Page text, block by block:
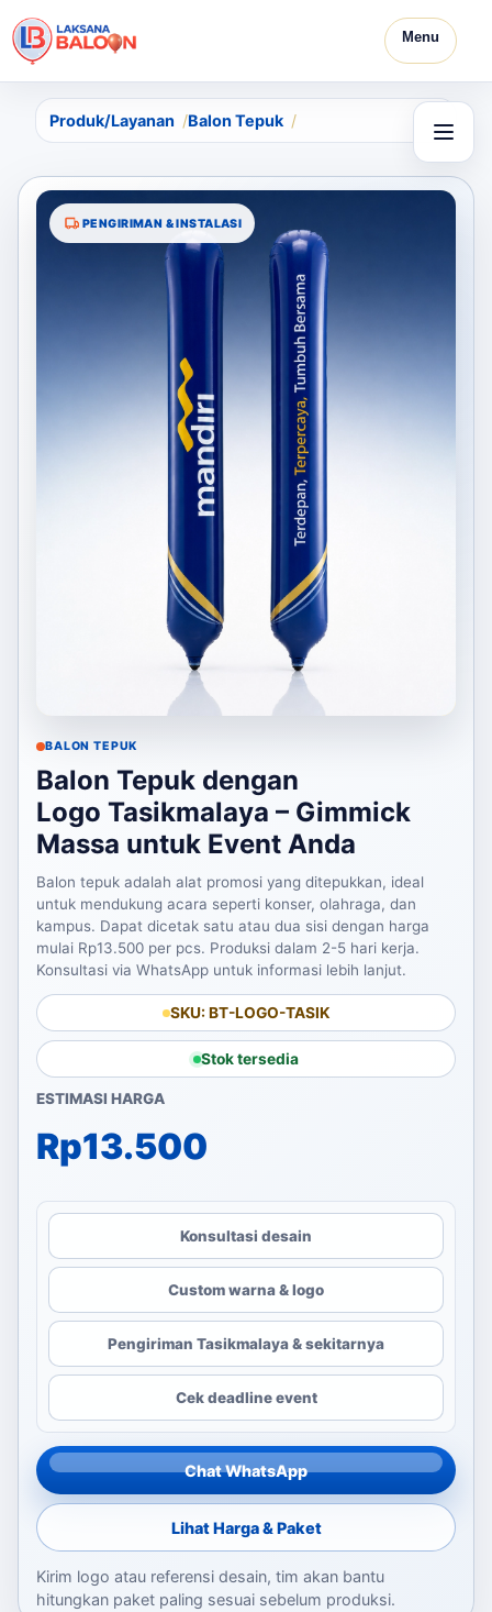
Menu
Produk/Layanan Balon Tepuk
PENGIRIMAN & INSTALASI
BALON TEPUK
Balon Tepuk dengan
Logo Tasikmalaya – Gimmick
Massa untuk Event Anda
Balon tepuk adalah alat promosi yang ditepukkan, ideal
untuk mendukung acara seperti konser, olahraga, dan
kampus. Dapat dicetak satu atau dua sisi dengan harga
mulai Rp13.500 per pcs. Produksi dalam 2-5 hari kerja.
Konsultasi via WhatsApp untuk informasi lebih lanjut.
SKU: BT-LOGO-TASIK
Stok tersedia
ESTIMASI HARGA
Rp13.500
Konsultasi desain
Custom warna & logo
Pengiriman Tasikmalaya & sekitarnya
Cek deadline event
Chat WhatsApp
Lihat Harga & Paket
Kirim logo atau referensi desain, tim akan bantu
hitungkan paket paling sesuai sebelum produksi.